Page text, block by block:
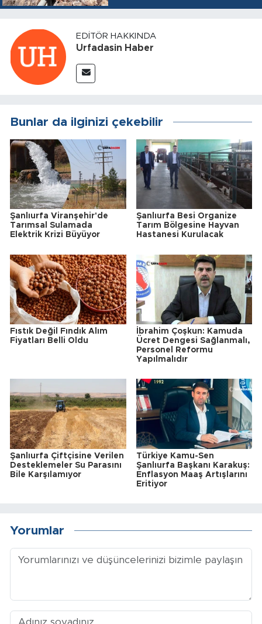
EDITÖR HAKKINDA
Urfadasin Haber
Bunlar da ilginizi çekebilir
Şanlıurfa Viranşehir'de
Tarımsal Sulamada
Elektrik Krizi Büyüyor
Şanlıurfa Besi Organize
Tarım Bölgesine Hayvan
Hastanesi Kurulacak
Fıstık Değil Fındık Alım
Fiyatları Belli Oldu
İbrahim Çoşkun: Kamuda
Ücret Dengesi Sağlanmalı,
Personel Reformu
Yapılmalıdır
Şanlıurfa Çiftçisine Verilen
Desteklemeler Su Parasını
Bile Karşılamıyor
Türkiye Kamu-Sen
Şanlıurfa Başkanı Karakuş:
Enflasyon Maaş Artışlarını
Eritiyor
Yorumlar